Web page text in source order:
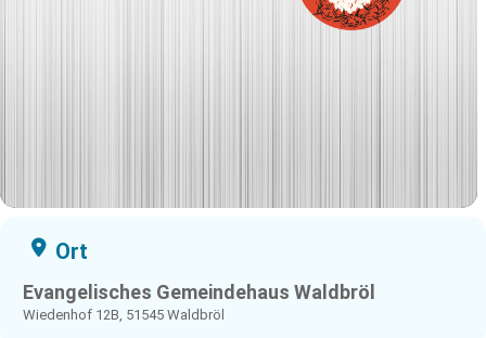
Ort
Evangelisches Gemeindehaus Waldbröl
Wiedenhof 12B, 51545 Waldbröl